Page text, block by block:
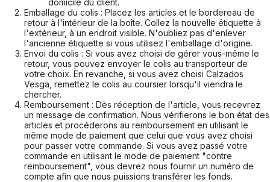
Emballage du colis : Placez les articles et le bordereau de
retour à l'intérieur de la boîte. Collez la nouvelle étiquette à
l'extérieur, à un endroit visible. N'oubliez pas d'enlever
l'ancienne étiquette si vous utilisez l'emballage d'origine.
Envoi du colis : Si vous avez choisi de gérer vous-même le
retour, vous pouvez envoyer le colis au transporteur de
votre choix. En revanche, si vous avez choisi Calzados
Vesga, remettez le colis au coursier lorsqu'il viendra le
chercher.
Remboursement : Dès réception de l'article, vous recevrez
un message de confirmation. Nous vérifierons le bon état des
articles et procéderons au remboursement en utilisant le
même mode de paiement que celui que vous avez choisi
pour passer votre commande. Si vous avez passé votre
commande en utilisant le mode de paiement "contre
remboursement", vous devrez nous fournir un numéro de
compte afin que nous puissions transférer les fonds.